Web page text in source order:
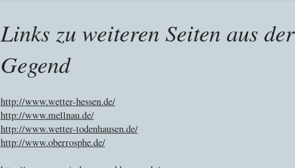
Links zu weiteren Seiten aus der
Gegend
http://www.wetter-hessen.de/
http://www.mellnau.de/
http://www.wetter-todenhausen.de/
http://www.oberrosphe.de/